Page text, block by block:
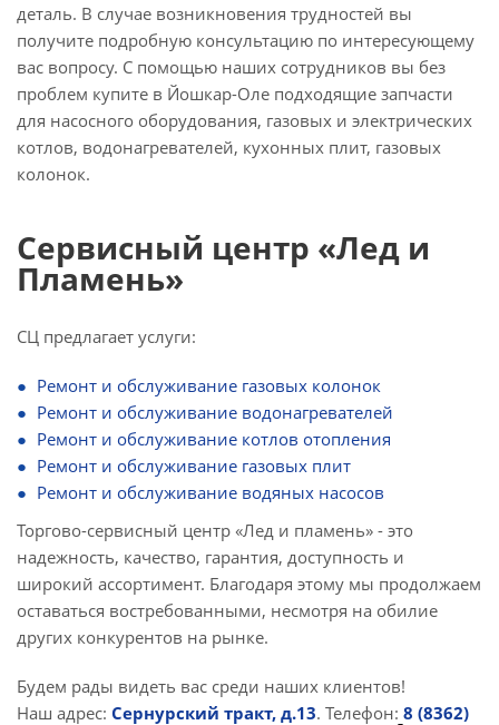
деталь. В случае возникновения трудностей вы
получите подробную консультацию по интересующему
вас вопросу. С помощью наших сотрудников вы без
проблем купите в Йошкар-Оле подходящие запчасти
для насосного оборудования, газовых и электрических
котлов, водонагревателей, кухонных плит, газовых
колонок.
Сервисный центр «Лед и
Пламень»
СЦ предлагает услуги:
Ремонт и обслуживание газовых колонок
Ремонт и обслуживание водонагревателей
Ремонт и обслуживание котлов отопления
Ремонт и обслуживание газовых плит
Ремонт и обслуживание водяных насосов
Торгово-сервисный центр «Лед и пламень» - это
надежность, качество, гарантия, доступность и
широкий ассортимент. Благодаря этому мы продолжаем
оставаться востребованными, несмотря на обилие
других конкурентов на рынке.
Будем рады видеть вас среди наших клиентов!
Наш адрес: Сернурский тракт, д.13. Телефон: 8 (8362)